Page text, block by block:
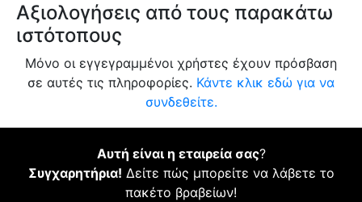
Αξιολογήσεις από τους παρακάτω
ιστότοπους
Μόνο οι εγγεγραμμένοι χρήστες έχουν πρόσβαση
σε αυτές τις πληροφορίες. Κάντε κλικ εδώ για να
συνδεθείτε.
Αυτή είναι η εταιρεία σας?
Συγχαρητήρια! Δείτε πώς μπορείτε να λάβετε το
πακέτο βραβείων!